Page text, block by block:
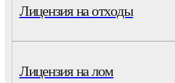
Лицензия на отходы
Лицензия на лом